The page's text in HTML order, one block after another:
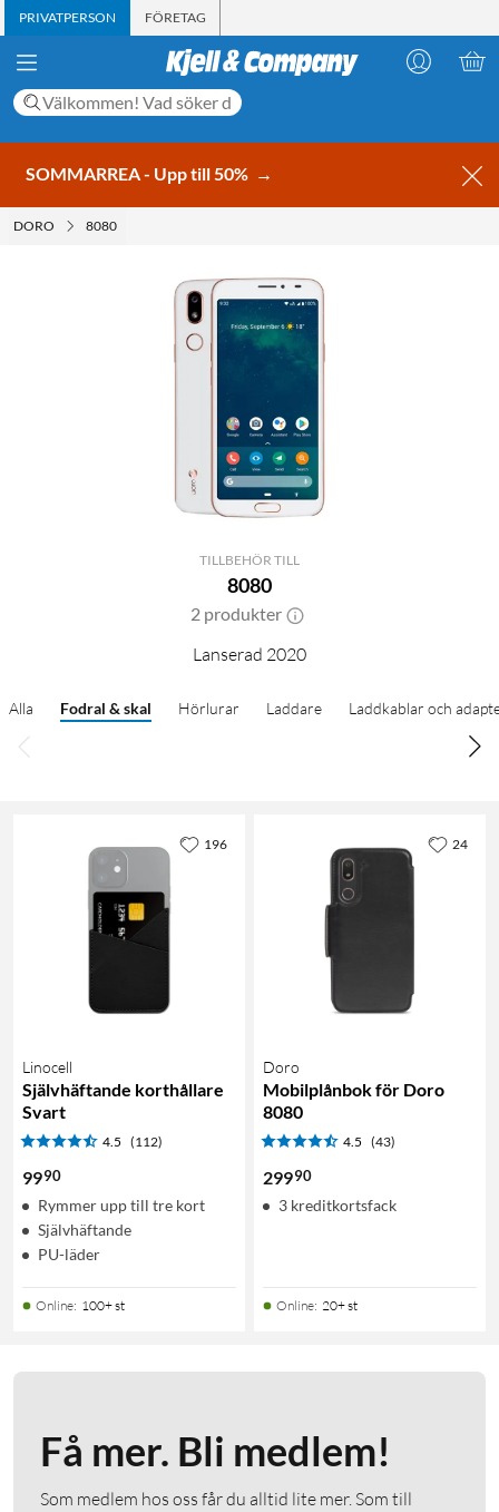
PRIVATPERSON FÖRETAG
SOMMARREA - Upp till 50% →
DORO 8080
TILLBEHÖR TILL
8080
2 produkter
Lanserad 2020
Alla Fodral & skal Hörlurar Laddare Laddkablar och
Linocell
Självhäftande korthållare
Svart
4.5 (112)
9990
Rymmer upp till tre kort
Självhäftande
PU-läder
Online: 100+ st
196
Doro
Mobilplånbok för Doro
8080
4.5 (43)
29990
3 kreditkortsfack
Online: 20+ st
24
Få mer. Bli medlem!
Som medlem hos oss får du alltid lite mer. Som till